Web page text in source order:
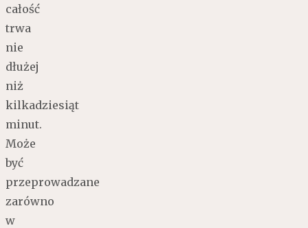
całość
trwa
nie
dłużej
niż
kilkadziesiąt
minut.
Może
być
przeprowadzane
zarówno
w